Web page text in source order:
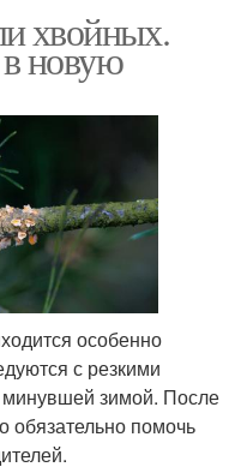
хвойных.
новую
особенно
с резкими
зимой. После
обязательно помочь